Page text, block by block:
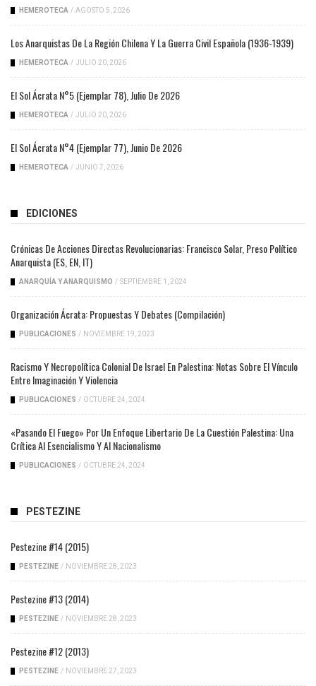
HEMEROTECA / AGOSTO 5, 2026
Los Anarquistas De La Región Chilena Y La Guerra Civil Española (1936-1939)
HEMEROTECA / JULIO 20, 2026
El Sol Ácrata N°5 (ejemplar 78), Julio De 2026
HEMEROTECA / JULIO 20, 2026
El Sol Ácrata N°4 (ejemplar 77), Junio De 2026
HEMEROTECA / JUNIO 7, 2026
EDICIONES
Crónicas De Acciones Directas Revolucionarias: Francisco Solar, Preso Político
Anarquista (ES, EN, IT)
ANARQUÍA Y ANARQUISMO / SEPTIEMBRE 1, 2024
Organización Ácrata: Propuestas Y Debates (compilación)
PUBLICACIONES / NOVIEMBRE 19, 2023
Racismo Y Necropolítica Colonial De Israel En Palestina: Notas Sobre El Vínculo
Entre Imaginación Y Violencia
PUBLICACIONES / OCTUBRE 24, 2024
«Pasando El Fuego» Por Un Enfoque Libertario De La Cuestión Palestina: Una
Crítica Al Esencialismo Y Al Nacionalismo
PUBLICACIONES / OCTUBRE 24, 2024
PESTEZINE
Pestezine #14 (2015)
PESTEZINE / NOVIEMBRE 28, 2023
Pestezine #13 (2014)
PESTEZINE / NOVIEMBRE 28, 2023
Pestezine #12 (2013)
PESTEZINE / NOVIEMBRE 27, 2023